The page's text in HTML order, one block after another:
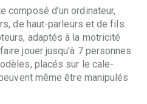
composé d’un ordinateur,
de haut-parleurs et de fils.
adaptés à la motricité
jouer jusqu’à 7 personnes
placés sur le cale-
même être manipulés